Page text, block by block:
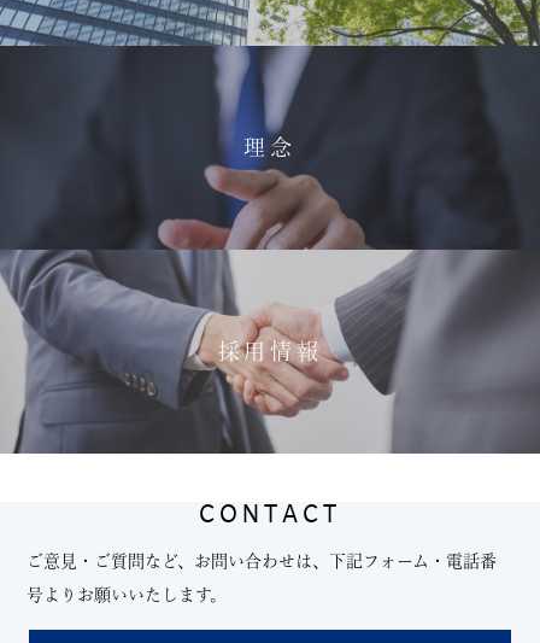
理念
採用情報
CONTACT
ご意見・ご質問など、お問い合わせは、下記フォーム・電話番
号よりお願いいたします。